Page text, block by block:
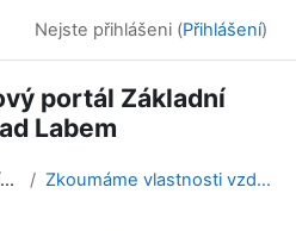
Nejste přihlášeni (Přihlášení)
portál Základní
Labem
Hlavní nabídka Zkoumáme vlastnosti vzduchu